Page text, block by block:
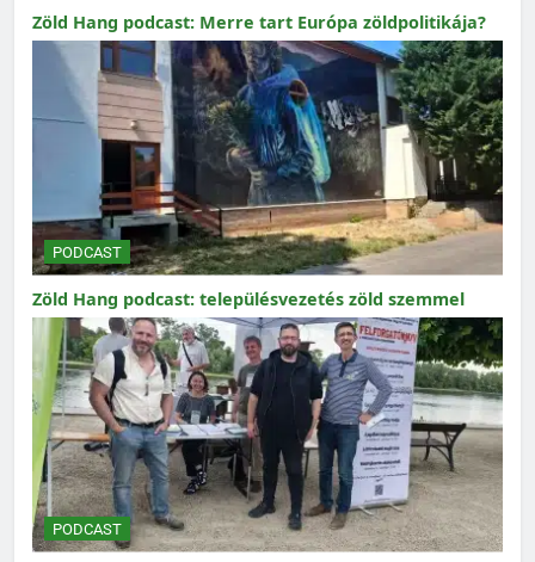
Zöld Hang podcast: Merre tart Európa zöldpolitikája?
PODCAST
Zöld Hang podcast: településvezetés zöld szemmel
PODCAST